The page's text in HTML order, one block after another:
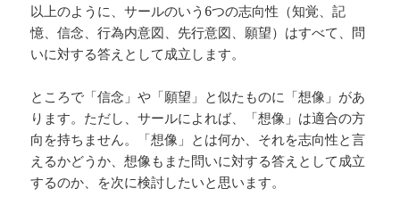
以上のように、サールのいう6つの志向性（知覚、記
憶、信念、行為内意図、先行意図、願望）はすべて、問
いに対する答えとして成立します。
ところで「信念」や「願望」と似たものに「想像」があ
ります。ただし、サールによれば、「想像」は適合の方
向を持ちません。「想像」とは何か、それを志向性と言
えるかどうか、想像もまた問いに対する答えとして成立
するのか、を次に検討したいと思います。